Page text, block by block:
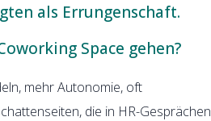
als Errungenschaft.
Space gehen?
mehr Autonomie, oft
die in HR-Gesprächen